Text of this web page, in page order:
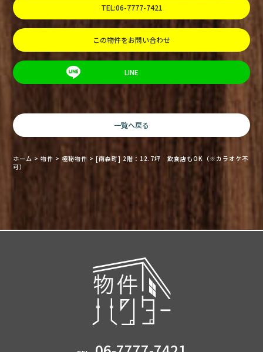
TEL:06-7777-7421
この物件をお問い合わせ
LINE
一覧へ戻る
ホーム >物件 >極秘物件 >[南森町] 2階：12.7坪 飲食店もOK（※カラオケ不
可）